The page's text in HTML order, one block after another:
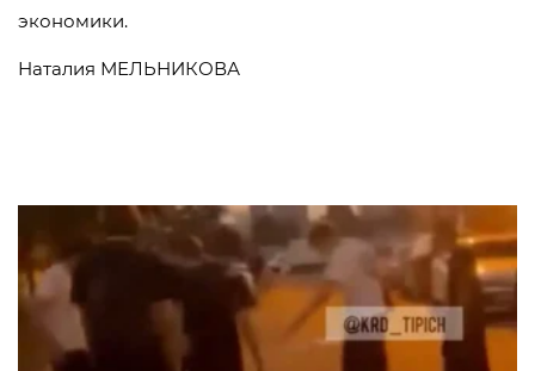
экономики.
Наталия МЕЛЬНИКОВА